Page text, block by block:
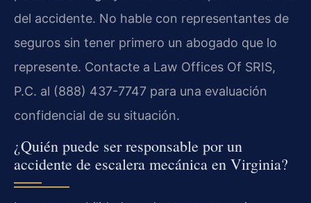
del accidente. No hable con representantes de
seguros sin tener primero un abogado que lo
represente. Contacte a Law Offices Of SRIS,
P.C. al (888) 437-7747 para una evaluación
confidencial de su situación.
¿Quién puede ser responsable por un
accidente de escalera mecánica en Virginia?